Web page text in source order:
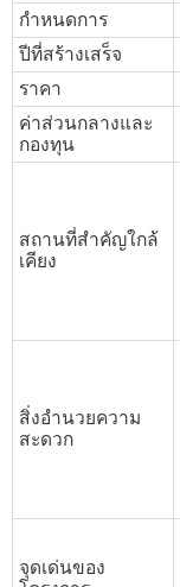
กำหนดการ
ปีที่สร้างเสร็จ
ราคา
ค่าส่วนกลางและ
กองทุน
สถานที่สำคัญใกล้
เคียง
สิ่งอำนวยความ
สะดวก
จุดเด่นของ